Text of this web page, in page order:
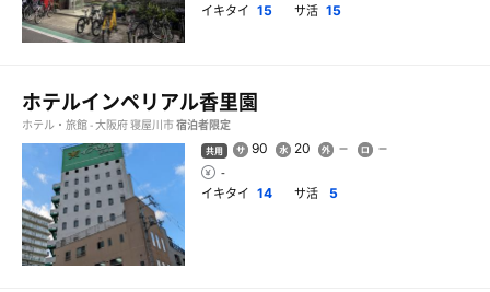
イキタイ 15 サ活 15
ホテルインペリアル香里園
ホテル・旅館 - 大阪府 寝屋川市宿泊者限定
共用 90 20
-
イキタイ 14 サ活 5